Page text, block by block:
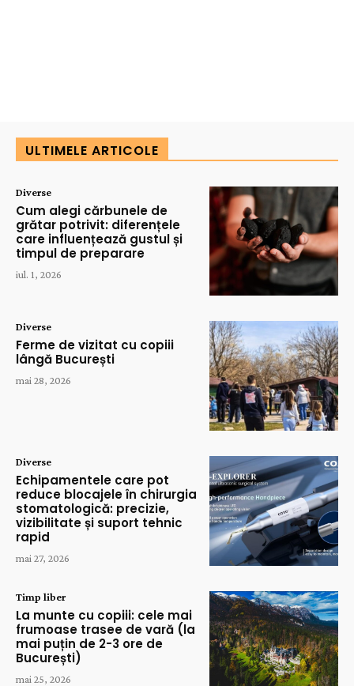
ULTIMELE ARTICOLE
Diverse
Cum alegi cărbunele de
grătar potrivit: diferențele
care influențează gustul și
timpul de preparare
iul. 1, 2026
Diverse
Ferme de vizitat cu copiii
lângă București
mai 28, 2026
Diverse
Echipamentele care pot
reduce blocajele în chirurgia
stomatologică: precizie,
vizibilitate și suport tehnic
rapid
mai 27, 2026
Timp liber
La munte cu copiii: cele mai
frumoase trasee de vară (la
mai puțin de 2-3 ore de
București)
mai 25, 2026